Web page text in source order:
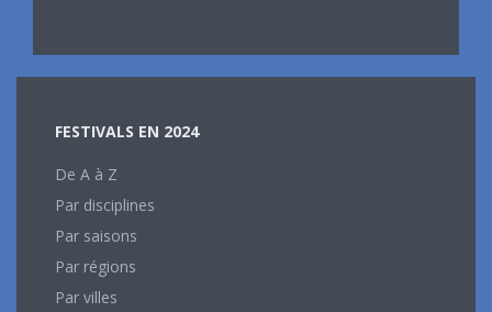
FESTIVALS EN 2024
De A à Z
Par disciplines
Par saisons
Par régions
Par villes